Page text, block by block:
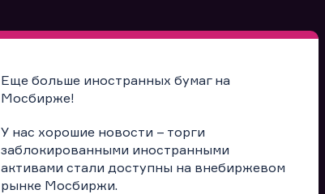
Еще больше иностранных бумаг на
Мосбирже!
У нас хорошие новости – торги
заблокированными иностранными
активами стали доступны на внебиржевом
рынке Мосбиржи.